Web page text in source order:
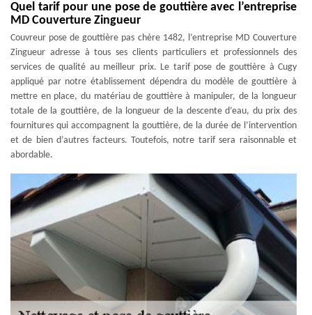
Quel tarif pour une pose de gouttière avec l’entreprise
MD Couverture Zingueur
Couvreur pose de gouttière pas chère 1482, l’entreprise MD Couverture
Zingueur adresse à tous ses clients particuliers et professionnels des
services de qualité au meilleur prix. Le tarif pose de gouttière à Cugy
appliqué par notre établissement dépendra du modèle de gouttière à
mettre en place, du matériau de gouttière à manipuler, de la longueur
totale de la gouttière, de la longueur de la descente d’eau, du prix des
fournitures qui accompagnent la gouttière, de la durée de l’intervention
et de bien d’autres facteurs. Toutefois, notre tarif sera raisonnable et
abordable.